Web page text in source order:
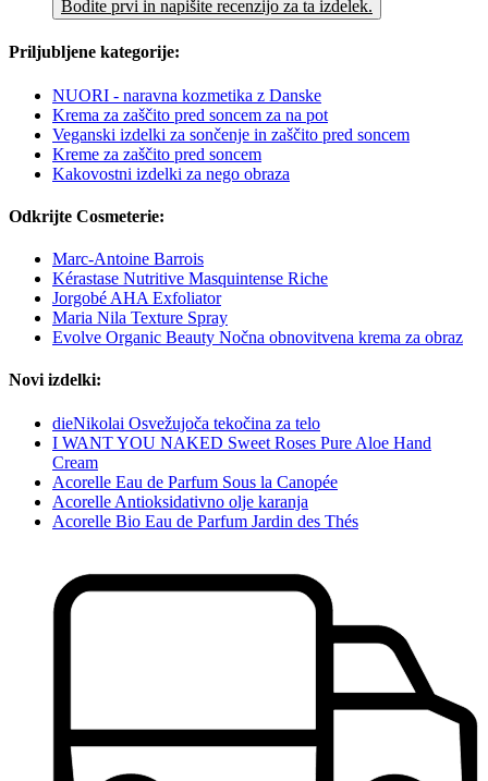
Bodite prvi in napišite recenzijo za ta izdelek.
Priljubljene kategorije:
NUORI - naravna kozmetika z Danske
Krema za zaščito pred soncem za na pot
Veganski izdelki za sončenje in zaščito pred soncem
Kreme za zaščito pred soncem
Kakovostni izdelki za nego obraza
Odkrijte Cosmeterie:
Marc-Antoine Barrois
Kérastase Nutritive Masquintense Riche
Jorgobé AHA Exfoliator
Maria Nila Texture Spray
Evolve Organic Beauty Nočna obnovitvena krema za obraz
Novi izdelki:
dieNikolai Osvežujoča tekočina za telo
I WANT YOU NAKED Sweet Roses Pure Aloe Hand
Cream
Acorelle Eau de Parfum Sous la Canopée
Acorelle Antioksidativno olje karanja
Acorelle Bio Eau de Parfum Jardin des Thés